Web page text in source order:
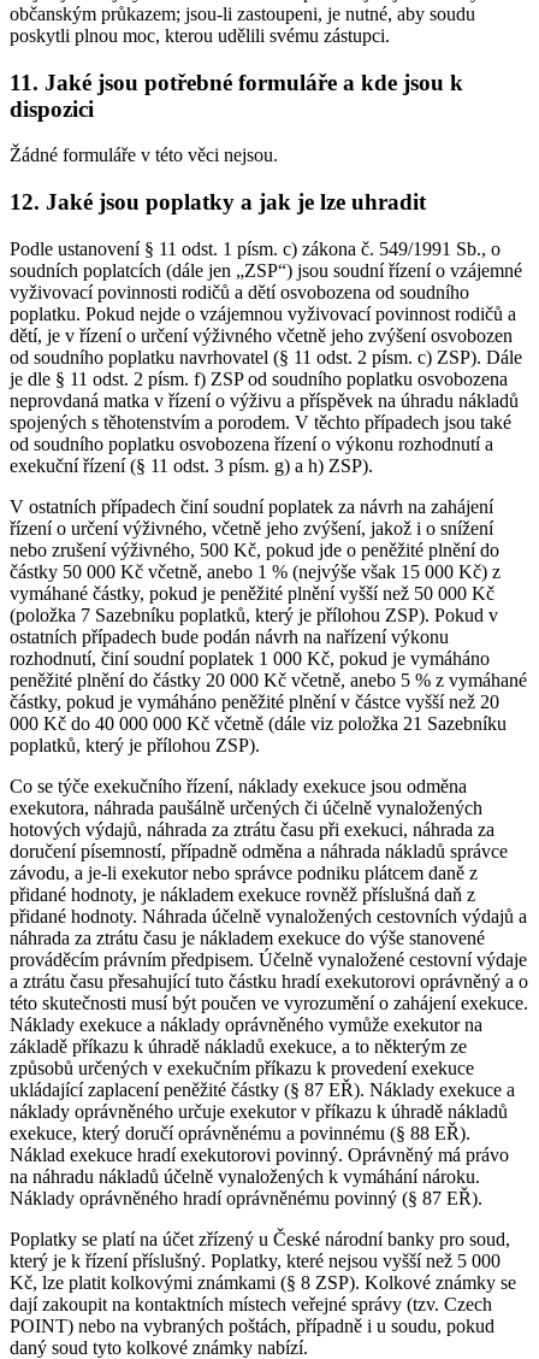
občanským průkazem; jsou-li zastoupeni, je nutné, aby soudu
poskytli plnou moc, kterou udělili svému zástupci.
11. Jaké jsou potřebné formuláře a kde jsou k
dispozici
Žádné formuláře v této věci nejsou.
12. Jaké jsou poplatky a jak je lze uhradit
Podle ustanovení § 11 odst. 1 písm. c) zákona č. 549/1991 Sb., o
soudních poplatcích (dále jen „ZSP“) jsou soudní řízení o vzájemné
vyživovací povinnosti rodičů a dětí osvobozena od soudního
poplatku. Pokud nejde o vzájemnou vyživovací povinnost rodičů a
dětí, je v řízení o určení výživného včetně jeho zvýšení osvobozen
od soudního poplatku navrhovatel (§ 11 odst. 2 písm. c) ZSP). Dále
je dle § 11 odst. 2 písm. f) ZSP od soudního poplatku osvobozena
neprovdaná matka v řízení o výživu a příspěvek na úhradu nákladů
spojených s těhotenstvím a porodem. V těchto případech jsou také
od soudního poplatku osvobozena řízení o výkonu rozhodnutí a
exekuční řízení (§ 11 odst. 3 písm. g) a h) ZSP).
V ostatních případech činí soudní poplatek za návrh na zahájení
řízení o určení výživného, včetně jeho zvýšení, jakož i o snížení
nebo zrušení výživného, 500 Kč, pokud jde o peněžité plnění do
částky 50 000 Kč včetně, anebo 1 % (nejvýše však 15 000 Kč) z
vymáhané částky, pokud je peněžité plnění vyšší než 50 000 Kč
(položka 7 Sazebníku poplatků, který je přílohou ZSP). Pokud v
ostatních případech bude podán návrh na nařízení výkonu
rozhodnutí, činí soudní poplatek 1 000 Kč, pokud je vymáháno
peněžité plnění do částky 20 000 Kč včetně, anebo 5 % z vymáhané
částky, pokud je vymáháno peněžité plnění v částce vyšší než 20
000 Kč do 40 000 000 Kč včetně (dále viz položka 21 Sazebníku
poplatků, který je přílohou ZSP).
Co se týče exekučního řízení, náklady exekuce jsou odměna
exekutora, náhrada paušálně určených či účelně vynaložených
hotových výdajů, náhrada za ztrátu času při exekuci, náhrada za
doručení písemností, případně odměna a náhrada nákladů správce
závodu, a je-li exekutor nebo správce podniku plátcem daně z
přidané hodnoty, je nákladem exekuce rovněž příslušná daň z
přidané hodnoty. Náhrada účelně vynaložených cestovních výdajů a
náhrada za ztrátu času je nákladem exekuce do výše stanovené
prováděcím právním předpisem. Účelně vynaložené cestovní výdaje
a ztrátu času přesahující tuto částku hradí exekutorovi oprávněný a o
této skutečnosti musí být poučen ve vyrozumění o zahájení exekuce.
Náklady exekuce a náklady oprávněného vymůže exekutor na
základě příkazu k úhradě nákladů exekuce, a to některým ze
způsobů určených v exekučním příkazu k provedení exekuce
ukládající zaplacení peněžité částky (§ 87 EŘ). Náklady exekuce a
náklady oprávněného určuje exekutor v příkazu k úhradě nákladů
exekuce, který doručí oprávněnému a povinnému (§ 88 EŘ).
Náklad exekuce hradí exekutorovi povinný. Oprávněný má právo
na náhradu nákladů účelně vynaložených k vymáhání nároku.
Náklady oprávněného hradí oprávněnému povinný (§ 87 EŘ).
Poplatky se platí na účet zřízený u České národní banky pro soud,
který je k řízení příslušný. Poplatky, které nejsou vyšší než 5 000
Kč, lze platit kolkovými známkami (§ 8 ZSP). Kolkové známky se
dají zakoupit na kontaktních místech veřejné správy (tzv. Czech
POINT) nebo na vybraných poštách, případně i u soudu, pokud
daný soud tyto kolkové známky nabízí.